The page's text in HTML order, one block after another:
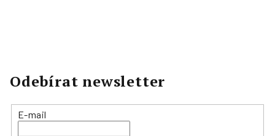
Odebírat newsletter
E-mail